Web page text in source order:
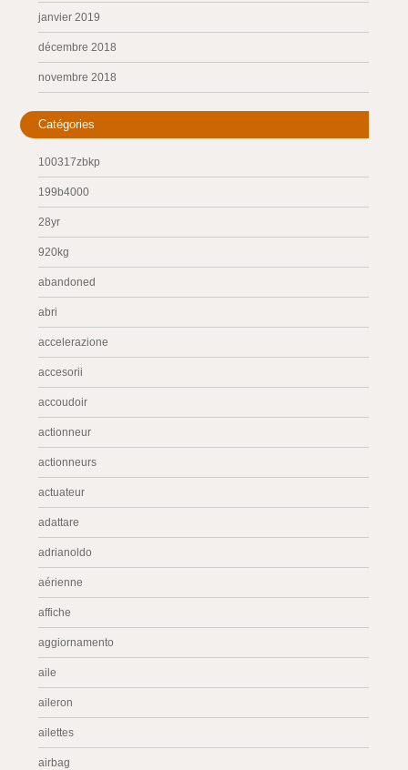
janvier 2019
décembre 2018
novembre 2018
Catégories
100317zbkp
199b4000
28yr
920kg
abandoned
abri
accelerazione
accesorii
accoudoir
actionneur
actionneurs
actuateur
adattare
adrianoldo
aérienne
affiche
aggiornamento
aile
aileron
ailettes
airbag